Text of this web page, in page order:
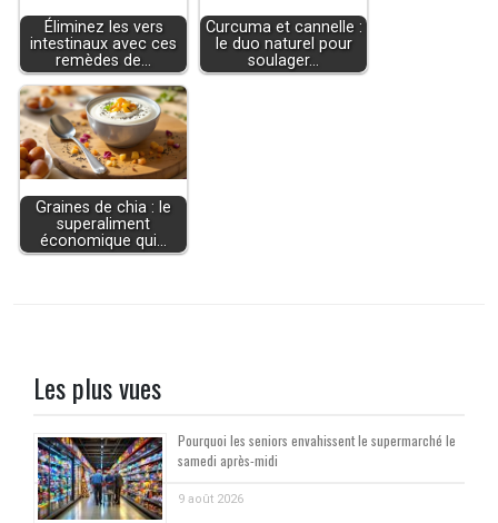
Éliminez les vers
intestinaux avec ces
remèdes de…
Curcuma et cannelle :
le duo naturel pour
soulager…
Graines de chia : le
superaliment
économique qui…
Les plus vues
Pourquoi les seniors envahissent le supermarché le
samedi après-midi
9 août 2026